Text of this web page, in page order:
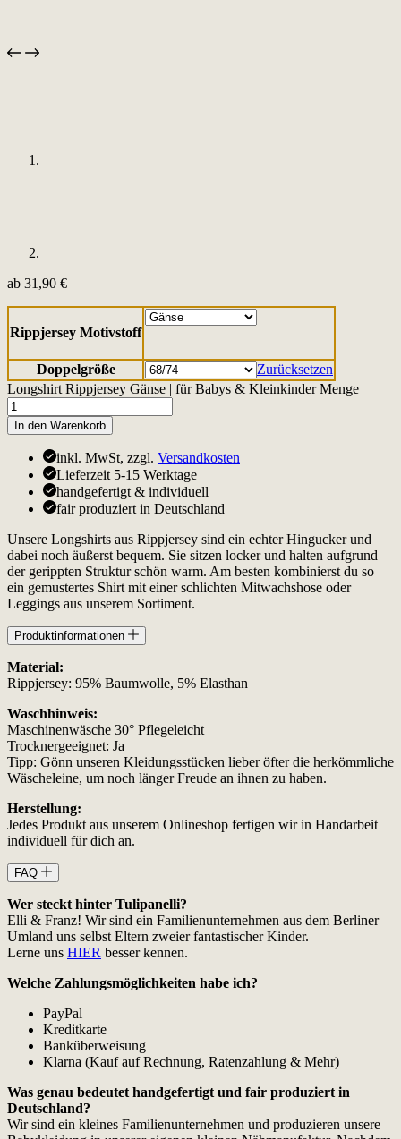
ab 31,90 €
Rippjersey Motivstoff
Doppelgröße
Zurücksetzen
Longshirt Rippjersey Gänse | für Babys & Kleinkinder Menge
In den Warenkorb
inkl. MwSt, zzgl. Versandkosten
Lieferzeit 5-15 Werktage
handgefertigt & individuell
fair produziert in Deutschland
Unsere Longshirts aus Rippjersey sind ein echter Hingucker und
dabei noch äußerst bequem. Sie sitzen locker und halten aufgrund
der gerippten Struktur schön warm. Am besten kombinierst du so
ein gemustertes Shirt mit einer schlichten Mitwachshose oder
Leggings aus unserem Sortiment.
Produktinformationen
Material:
Rippjersey: 95% Baumwolle, 5% Elasthan
Waschhinweis:
Maschinenwäsche 30° Pflegeleicht
Trocknergeeignet: Ja
Tipp: Gönn unseren Kleidungsstücken lieber öfter die herkömmliche
Wäscheleine, um noch länger Freude an ihnen zu haben.
Herstellung:
Jedes Produkt aus unserem Onlineshop fertigen wir in Handarbeit
individuell für dich an.
FAQ
Wer steckt hinter Tulipanelli?
Elli & Franz! Wir sind ein Familienunternehmen aus dem Berliner
Umland uns selbst Eltern zweier fantastischer Kinder.
Lerne uns HIER besser kennen.
Welche Zahlungsmöglichkeiten habe ich?
PayPal
Kreditkarte
Banküberweisung
Klarna (Kauf auf Rechnung, Ratenzahlung & Mehr)
Was genau bedeutet handgefertigt und fair produziert in
Deutschland?
Wir sind ein kleines Familienunternehmen und produzieren unsere